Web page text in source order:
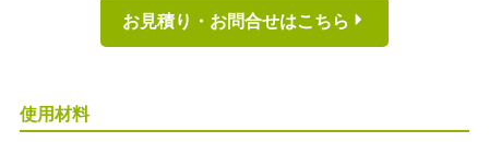
お見積り・お問合せはこちら
使用材料